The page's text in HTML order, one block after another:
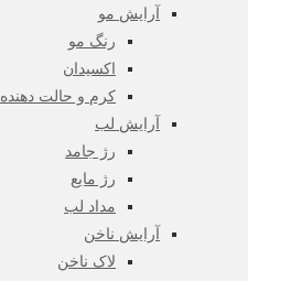
آرایش مو
رنگ مو
اکسیدان
کرم و حالت دهنده
آرایش لب
رژ جامد
رژ مایع
مداد لب
آرایش ناخن
لاک ناخن